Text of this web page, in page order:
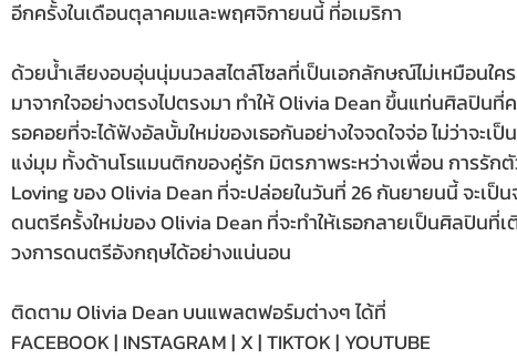
อีกครั้งในเดือนตุลาคมและพฤศจิกายนนี้ ที่อเมริกา
ด้วยน้ำเสียงอบอุ่นนุ่มนวลสไตล์โซลที่เป็นเอกลักษณ์ไม่เหมือนใ
มาจากใจอย่างตรงไปตรงมา ทำให้ Olivia Dean ขึ้นแท่นศิลปิน
รอคอยที่จะได้ฟังอัลบั้มใหม่ของเธอกันอย่างใจจดใจจ่อ ไม่ว่าจะ
แง่มุม ทั้งด้านโรแมนติกของคู่รัก มิตรภาพระหว่างเพื่อน การรัก
Loving ของ Olivia Dean ที่จะปล่อยในวันที่ 26 กันยายนนี้ จะเ
ดนตรีครั้งใหม่ของ Olivia Dean ที่จะทำให้เธอกลายเป็นศิลปิน
วงการดนตรีอังกฤษได้อย่างแน่นอน
ติดตาม Olivia Dean บนแพลตฟอร์มต่างๆ ได้ที่
FACEBOOK | INSTAGRAM | X | TIKTOK | YOUTUBE